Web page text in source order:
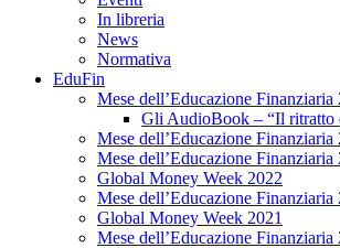
In libreria
News
Normativa
EduFin
Mese dell’Educazione Finanziaria
Gli AudioBook – “Il ritratto
Mese dell’Educazione Finanziaria
Mese dell’Educazione Finanziaria
Global Money Week 2022
Mese dell’Educazione Finanziaria
Global Money Week 2021
Mese dell’Educazione Finanziaria